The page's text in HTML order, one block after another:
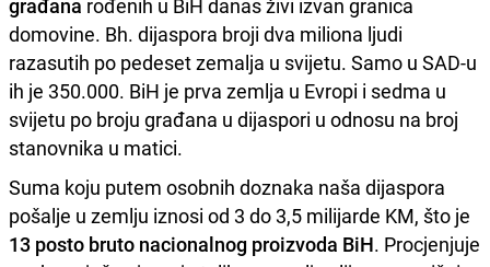
domovine. Bh. dijaspora broji dva miliona ljudi
razasutih po pedeset zemalja u svijetu. Samo u SAD-u
ih je 350.000. BiH je prva zemlja u Evropi i sedma u
svijetu po broju građana u dijaspori u odnosu na broj
stanovnika u matici.
Suma koju putem osobnih doznaka naša dijaspora
pošalje u zemlju iznosi od 3 do 3,5 milijarde KM, što je
13 posto bruto nacionalnog proizvoda BiH. Procjenjuje